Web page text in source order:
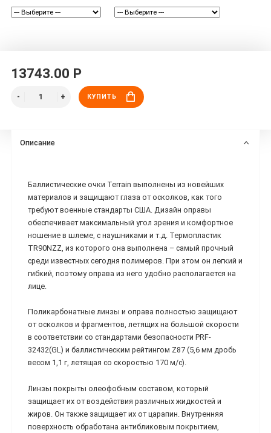
13743.00 Р
КУПИТЬ
Описание
Баллистические очки Terrain выполнены из новейших
материалов и защищают глаза от осколков, как того
требуют военные стандарты США. Дизайн оправы
обеспечивает максимальный угол зрения и комфортное
ношение в шлеме, с наушниками и т.д. Термопластик
TR90NZZ, из которого она выполнена – самый прочный
среди известных сегодня полимеров. При этом он легкий и
гибкий, поэтому оправа из него удобно располагается на
лице.
Поликарбонатные линзы и оправа полностью защищают
от осколков и фрагментов, летящих на большой скорости
в соответствии со стандартами безопасности PRF-
32432(GL) и баллистическим рейтингом Z87 (5,6 мм дробь
весом 1,1 г, летящая со скоростью 170 м/с).
Линзы покрыты олеофобным составом, который
защищает их от воздействия различных жидкостей и
жиров. Он также защищает их от царапин. Внутренняя
поверхность обработана антибликовым покрытием,